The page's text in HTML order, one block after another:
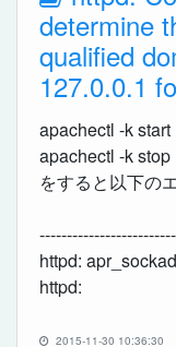
determine
qualified
127.0.0.1
apachectl -k start
apachectl -k stop
をすると以下の
httpd:
httpd:
2015-11-30 10:36:30